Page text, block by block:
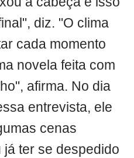
diz. "O clima
cada momento
novela feita com
afirma. No dia
entrevista, ele
cenas
ter se despedido